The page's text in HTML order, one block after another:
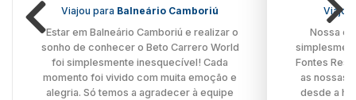
Viajou para Balneário Camboriú
"Estar em Balneário Camboriú e realizar o
sonho de conhecer o Beto Carrero World
foi simplesmente inesquecível! Cada
momento foi vivido com muita emoção e
alegria. Só temos a agradecer à equipe
Nossa
Fontes
as nossas
desde a